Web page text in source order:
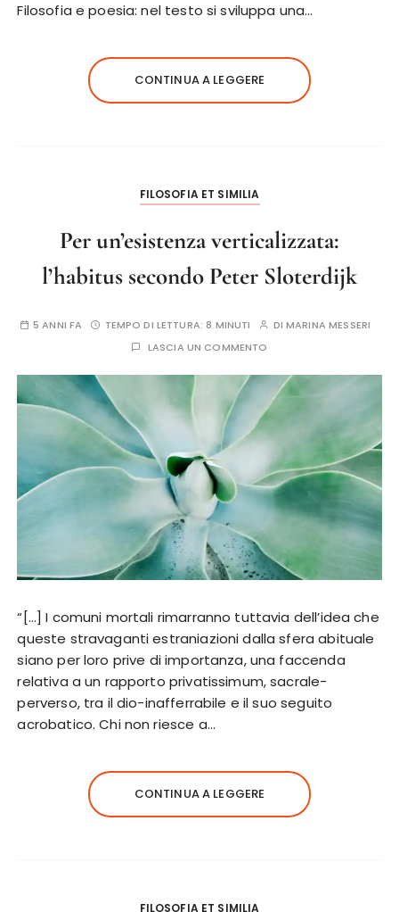
Filosofia e poesia: nel testo si sviluppa una…
CONTINUA A LEGGERE
FILOSOFIA ET SIMILIA
Per un’esistenza verticalizzata:
l’habitus secondo Peter Sloterdijk
5 ANNI FA TEMPO DI LETTURA:8 MINUTI DIMARINA MESSERI
LASCIA UN COMMENTO
“[…] I comuni mortali rimarranno tuttavia dell’idea che
queste stravaganti estraniazioni dalla sfera abituale
siano per loro prive di importanza, una faccenda
relativa a un rapporto privatissimum, sacrale-
perverso, tra il dio-inafferrabile e il suo seguito
acrobatico. Chi non riesce a…
CONTINUA A LEGGERE
FILOSOFIA ET SIMILIA